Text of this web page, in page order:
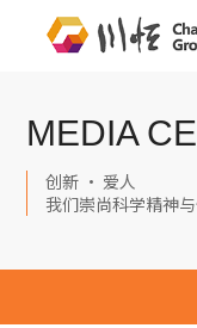
MEDIA
创新 · 爱人
我们崇尚科学精神